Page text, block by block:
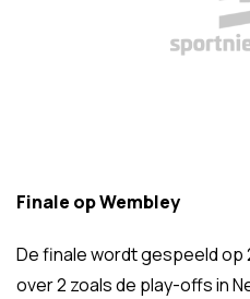
Finale op Wembley
De finale wordt gespeeld op
over 2 zoals de play-offs in